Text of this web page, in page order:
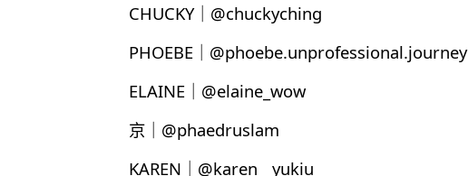
CHUCKY｜@chuckyching
PHOEBE｜@phoebe.unprofessional.journey
ELAINE｜@elaine_wow
京｜@phaedruslam
KAREN｜@karen__yukiu